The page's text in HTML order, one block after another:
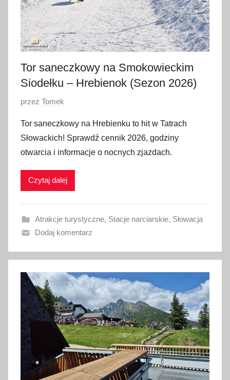
Tor saneczkowy na Smokowieckim
Siodełku – Hrebienok (Sezon 2026)
O
u
b
l
i
a
n
2
2
e
przez Tomek
Tor saneczkowy na Hrebienku to hit w Tatrach
Słowackich! Sprawdź cennik 2026, godziny
otwarcia i informacje o nocnych zjazdach.
Czytaj dalej
Atrakcje turystyczne, Stacje narciarskie, Słowacja
Dodaj komentarz